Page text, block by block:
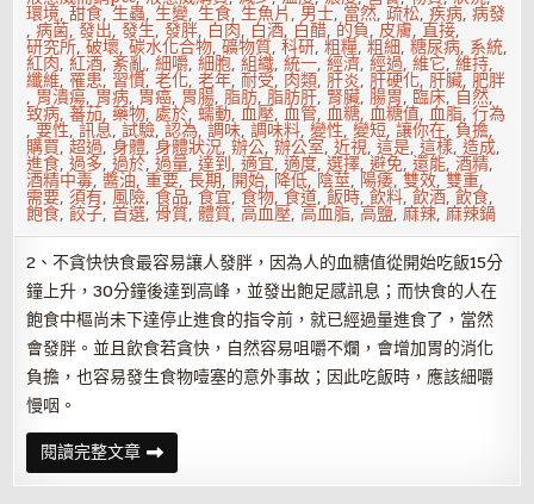
環境,甜食,生蟲,生變,生食,生魚片, 男士, 當然,疏松,疾病,病發
,病菌,發出,發生,發胖, 白肉, 白酒, 白醋, 的負,皮膚,直接,
研究所,破壞,碳水化合物,礦物質,科研,粗糧,粗細,糖尿病, 系統,
紅肉,紅酒,紊亂,細嚼,細胞,組織,統一,經濟,經過,維它,維持,
纖維,罹患, 習慣,老化,老年,耐受, 肉類,肝炎,肝硬化,肝臟,肥胖
, 胃潰瘍, 胃病, 胃癌, 胃腸,脂肪,脂肪肝, 腎臟,腸胃, 臨床, 自然,
致病,蕃茄,藥物, 處於,蠕動,血壓,血管,血糖,血糖值,血脂,行為
,要性,訊息,試驗,認為,調味,調味料,變性,變短,讓你在, 負擔,
購買,超過,身體,身體狀況,辦公,辦公室,近視,這是,這樣,造成,
進食,過多,過於,過量,達到,適宜,適度,選擇,避免,還能,酒精,
酒精中毒,醬油,重要,長期, 開始, 降低, 陰莖, 陽痿,雙效,雙重,
需要,須有, 風險,食品,食宜,食物,食道,飯時,飲料,飲酒,飲食,
飽食,餃子,首選, 骨質,體質,高血壓,高血脂,高鹽,麻辣,麻辣鍋
2、不貪快快食最容易讓人發胖，因為人的血糖值從開始吃飯15分
鐘上升，30分鐘後達到高峰，並發出飽足感訊息；而快食的人在
飽食中樞尚未下達停止進食的指令前，就已經過量進食了，當然
會發胖。並且飲食若貪快，自然容易咀嚼不爛，會增加胃的消化
負擔，也容易發生食物噎塞的意外事故；因此吃飯時，應該細嚼
慢咽。
閱讀完整文章飲
食
忌